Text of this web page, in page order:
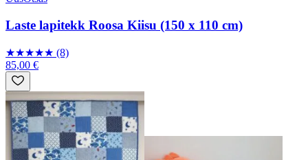
Laste lapitekk Roosa Kiisu (150 x 110 cm)
★★★★★ (8)
85,00 €